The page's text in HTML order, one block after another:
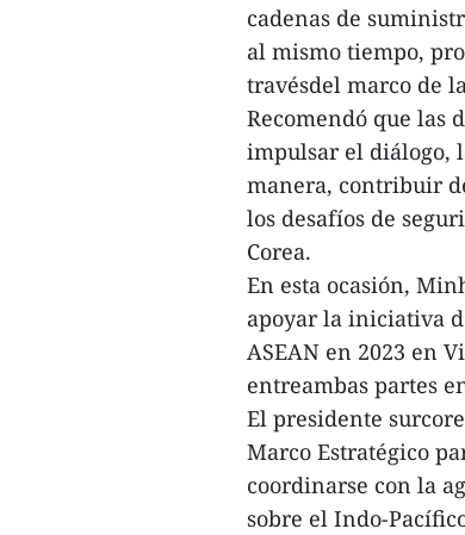
cadenas de
al mismo tiempo,
travésdel marco de
Recomendó que las
impulsar el diálogo,
manera, contribuir
los desafíos de
Corea.
En esta ocasión,
apoyar la iniciativa
ASEAN en 2023 en
entreambas partes
El presidente
Marco Estratégico
coordinarse con la
sobre el Indo-